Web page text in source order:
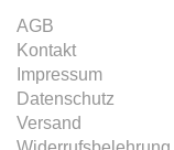
AGB
Kontakt
Impressum
Datenschutz
Versand